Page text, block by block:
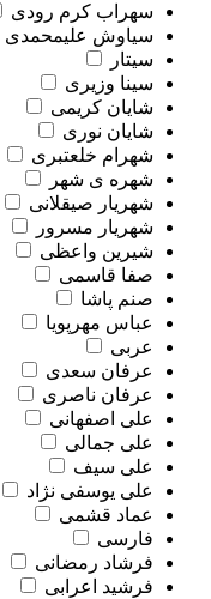
سهراب کرم رودی
سیاوش علیمحمدی
سیتار
سینا وزیری
شایان کریمی
شایان نوری
شهرام خلعتبری
شهره ی شهر
شهریار صیقلانی
شهریار مسرور
شیرین واعظی
صفا قاسمی
صنم پاشا
عباس مهرپویا
عربی
عرفان سعدی
عرفان ناصری
علی اصفهانی
علی جمالی
علی سیف
علی یوسفی نژاد
عماد قشمی
فارسی
فرشاد رمضانی
فرشید اعرابی